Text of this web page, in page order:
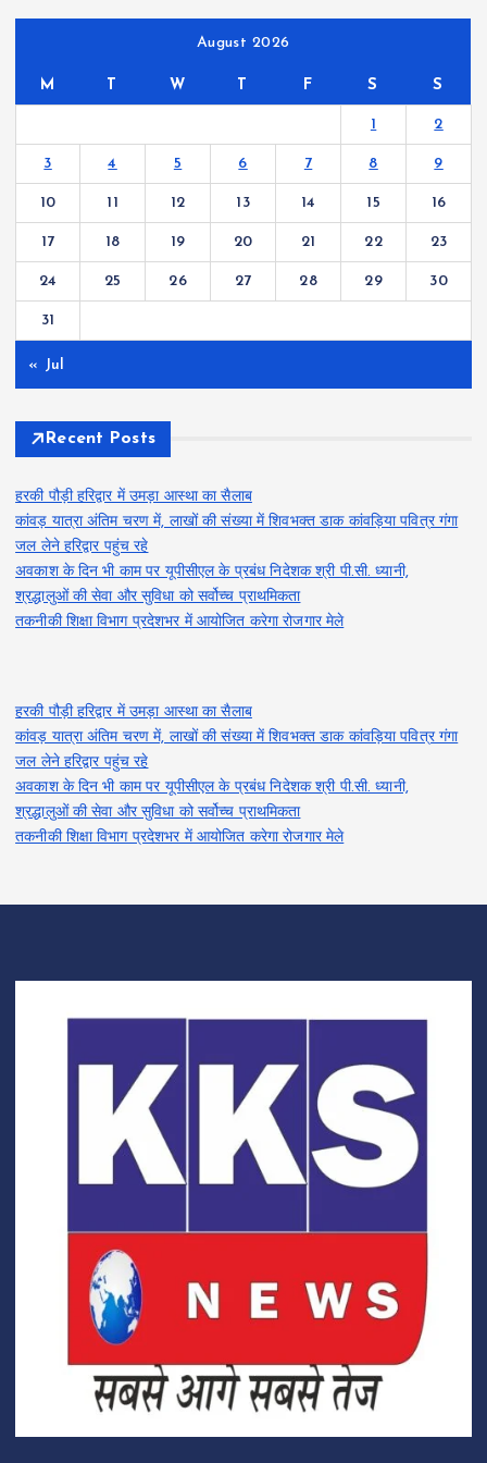
August 2026
M T W T F S S
1 2
3 4 5 6 7 8 9
10 11 12 13 14 15 16
17 18 19 20 21 22 23
24 25 26 27 28 29 30
31
« Jul
Recent Posts
हरकी पौड़ी हरिद्वार में उमड़ा आस्था का सैलाब
कांवड़ यात्रा अंतिम चरण में, लाखों की संख्या में शिवभक्त डाक कांवड़िया पवित्र गंगा
जल लेने हरिद्वार पहुंच रहे
अवकाश के दिन भी काम पर यूपीसीएल के प्रबंध निदेशक श्री पी.सी. ध्यानी,
श्रद्धालुओं की सेवा और सुविधा को सर्वोच्च प्राथमिकता
तकनीकी शिक्षा विभाग प्रदेशभर में आयोजित करेगा रोजगार मेले
हरकी पौड़ी हरिद्वार में उमड़ा आस्था का सैलाब
कांवड़ यात्रा अंतिम चरण में, लाखों की संख्या में शिवभक्त डाक कांवड़िया पवित्र गंगा
जल लेने हरिद्वार पहुंच रहे
अवकाश के दिन भी काम पर यूपीसीएल के प्रबंध निदेशक श्री पी.सी. ध्यानी,
श्रद्धालुओं की सेवा और सुविधा को सर्वोच्च प्राथमिकता
तकनीकी शिक्षा विभाग प्रदेशभर में आयोजित करेगा रोजगार मेले